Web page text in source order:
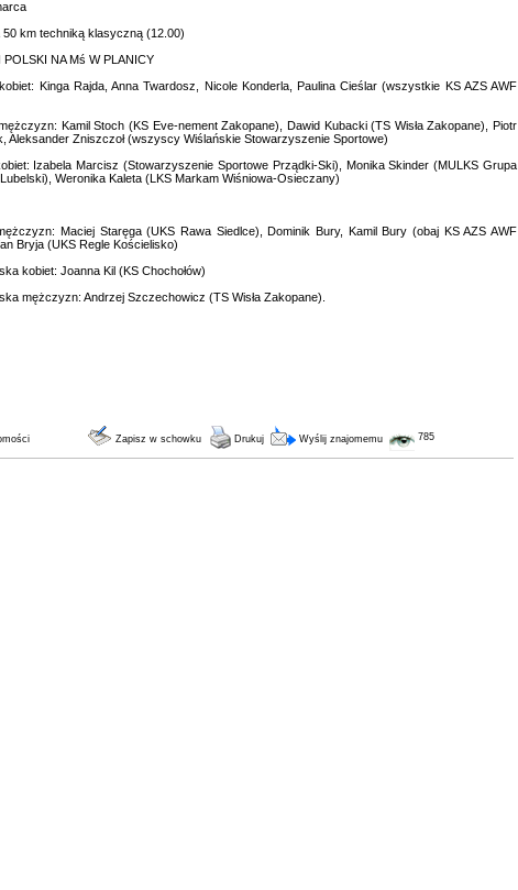
km techniką klasyczną (12.00)
POLSKI NA Mś W PLANICY
Kinga Rajda, Anna Twardosz, Nicole Konderla, Paulina Cieślar (wszystkie KS AZS AWF
Kamil Stoch (KS Eve-nement Zakopane), Dawid Kubacki (TS Wisła Zakopane), Piotr
Aleksander Zniszczoł (wszyscy Wiślańskie Stowarzyszenie Sportowe)
Izabela Marcisz (Stowarzyszenie Sportowe Prządki-Ski), Monika Skinder (MULKS Grupa
Weronika Kaleta (LKS Markam Wiśniowa-Osieczany)
Maciej Staręga (UKS Rawa Siedlce), Dominik Bury, Kamil Bury (obaj KS AZS AWF
Bryja (UKS Regle Kościelisko)
kobiet: Joanna Kil (KS Chochołów)
mężczyzn: Andrzej Szczechowicz (TS Wisła Zakopane).
Zapisz w schowku Drukuj Wyślij znajomemu 785